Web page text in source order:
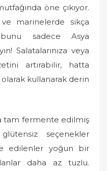
öne çıkıyor.
marinelerde sıkça
sadece Asya
Salatalarınıza veya
artırabilir, hatta
kullanarak derin
tam fermente edilmiş
seçenekler
edilenler yoğun bir
daha az tuzlu.